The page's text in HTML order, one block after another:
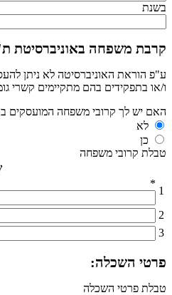
בשנת
קרבת משפחה באוניברסיטת
ע"פ הוראת האוניברסיטה לא ניתן
ו/או בתפקידים בהם מתקיימים קשרי
האם יש לך קרובי משפחה המועסקים
לא
כן
טבלת קרובי משפחה
1
*
2
3
פרטי השכלה:
טבלת פרטי השכלה